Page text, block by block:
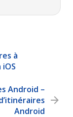
à
Android –
Android